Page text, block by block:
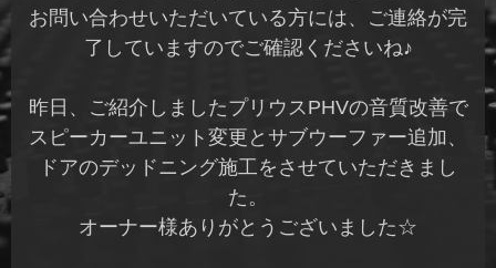
お問い合わせいただいている方には、ご連絡が完
了していますのでご確認くださいね♪
昨日、ご紹介しましたプリウスPHVの音質改善で
スピーカーユニット変更とサブウーファー追加、
ドアのデッドニング施工をさせていただきまし
た。
オーナー様ありがとうございました☆